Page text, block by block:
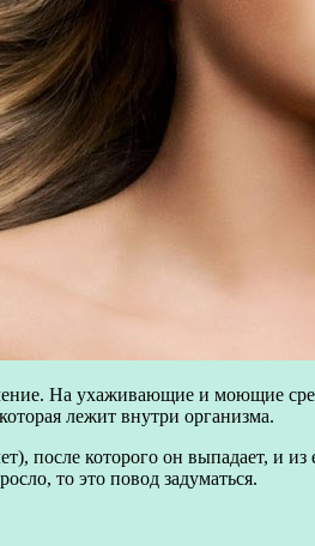
На ухаживающие и моющие
лежит внутри организма.
после которого он выпадает,
то это повод задуматься.